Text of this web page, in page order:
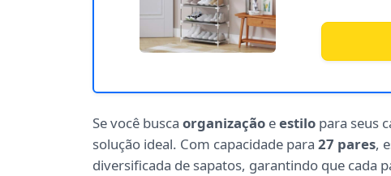
Se você busca organização eestilo para seus
solução ideal. Com capacidade para 27 pares,
diversificada de sapatos, garantindo que cada